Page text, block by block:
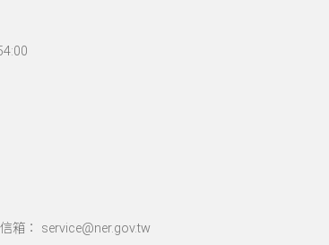
箱： service@ner.gov.tw